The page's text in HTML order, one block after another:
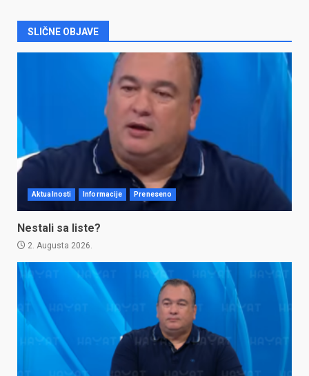
SLIČNE OBJAVE
Aktualnosti Informacije Preneseno
Nestali sa liste?
2. Augusta 2026.